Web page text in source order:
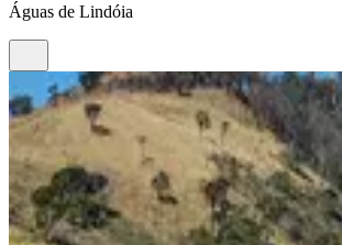
Águas de Lindóia